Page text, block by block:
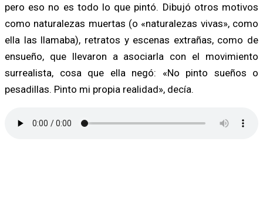
pero eso no es todo lo que pintó. Dibujó otros motivos
como naturalezas muertas (o «naturalezas vivas», como
ella las llamaba), retratos y escenas extrañas, como de
ensueño, que llevaron a asociarla con el movimiento
surrealista, cosa que ella negó: «No pinto sueños o
pesadillas. Pinto mi propia realidad», decía.